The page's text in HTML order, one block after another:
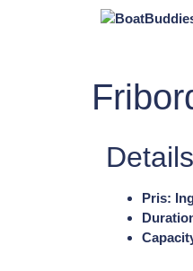
Details
Pris: